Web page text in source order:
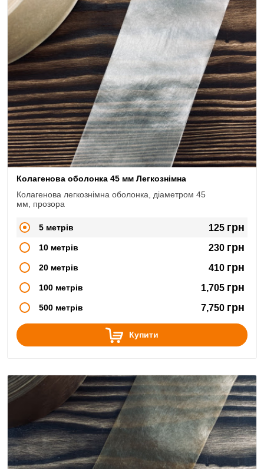
Колагенова оболонка 45 мм Легкознімна
Колагенова легкознімна оболонка, діаметром 45
5 метрів 125 грн
10 метрів 230 грн
20 метрів 410 грн
100 метрів 1,705 грн
500 метрів 7,750 грн
Купити